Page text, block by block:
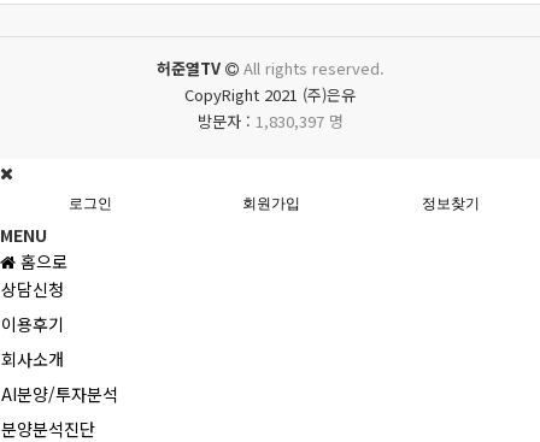
허준열TV
All rights reserved.
CopyRight 2021 (주)은유
방문자 : 1,830,397 명
로그인 회원가입 정보찾기
MENU
홈으로
상담신청
이용후기
회사소개
AI분양/투자분석
분양분석진단